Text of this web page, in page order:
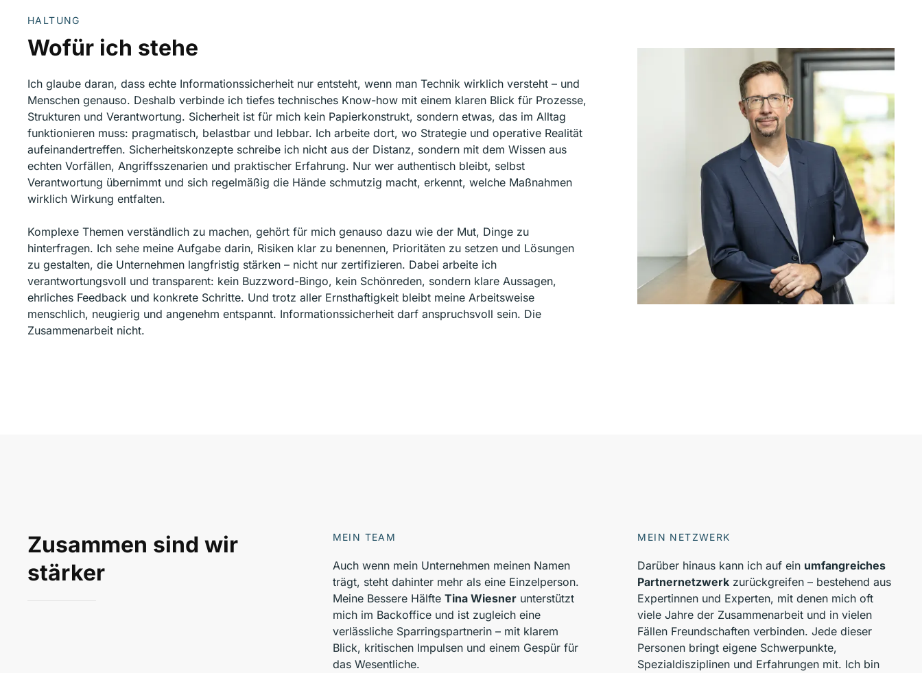
HALTUNG
Wofür ich stehe
Ich glaube daran, dass echte Informationssicherheit nur entsteht, wenn man Technik wirklich versteht – und
Menschen genauso. Deshalb verbinde ich tiefes technisches Know-how mit einem klaren Blick für Prozesse,
Strukturen und Verantwortung. Sicherheit ist für mich kein Papierkonstrukt, sondern etwas, das im Alltag
funktionieren muss: pragmatisch, belastbar und lebbar. Ich arbeite dort, wo Strategie und operative Realität
aufeinandertreffen. Sicherheitskonzepte schreibe ich nicht aus der Distanz, sondern mit dem Wissen aus
echten Vorfällen, Angriffsszenarien und praktischer Erfahrung. Nur wer authentisch bleibt, selbst
Verantwortung übernimmt und sich regelmäßig die Hände schmutzig macht, erkennt, welche Maßnahmen
wirklich Wirkung entfalten.
Komplexe Themen verständlich zu machen, gehört für mich genauso dazu wie der Mut, Dinge zu
hinterfragen. Ich sehe meine Aufgabe darin, Risiken klar zu benennen, Prioritäten zu setzen und Lösungen
zu gestalten, die Unternehmen langfristig stärken – nicht nur zertifizieren. Dabei arbeite ich
verantwortungsvoll und transparent: kein Buzzword-Bingo, kein Schönreden, sondern klare Aussagen,
ehrliches Feedback und konkrete Schritte. Und trotz aller Ernsthaftigkeit bleibt meine Arbeitsweise
menschlich, neugierig und angenehm entspannt. Informationssicherheit darf anspruchsvoll sein. Die
Zusammenarbeit nicht.
Zusammen sind wir
stärker
MEIN TEAM
Auch wenn mein Unternehmen meinen Namen
trägt, steht dahinter mehr als eine Einzelperson.
Meine Bessere Hälfte Tina Wiesnerunterstützt
mich im Backoffice und ist zugleich eine
verlässliche Sparringspartnerin – mit klarem
Blick, kritischen Impulsen und einem Gespür für
das Wesentliche.
MEIN NETZWERK
Darüber hinaus kann ich auf ein umfangreiches
Partnernetzwerk zurückgreifen – bestehend aus
Expertinnen und Experten, mit denen mich oft
viele Jahre der Zusammenarbeit und in vielen
Fällen Freundschaften verbinden. Jede dieser
Personen bringt eigene Schwerpunkte,
Spezialdisziplinen und Erfahrungen mit. Ich bin